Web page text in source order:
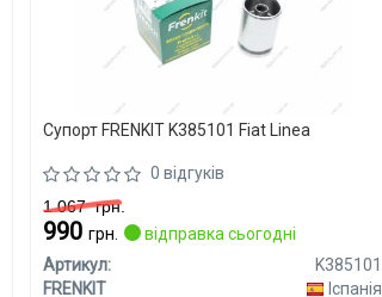
Супорт FRENKIT K385101 Fiat Linea
0 відгуків
1 067грн.
990грн.
відправка сьогодні
Артикул:
K385101
FRENKIT
Іспанія